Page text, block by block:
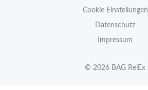
Cookie Einstellungen
Datenschutz
Impressum
© 2026 BAG RelEx